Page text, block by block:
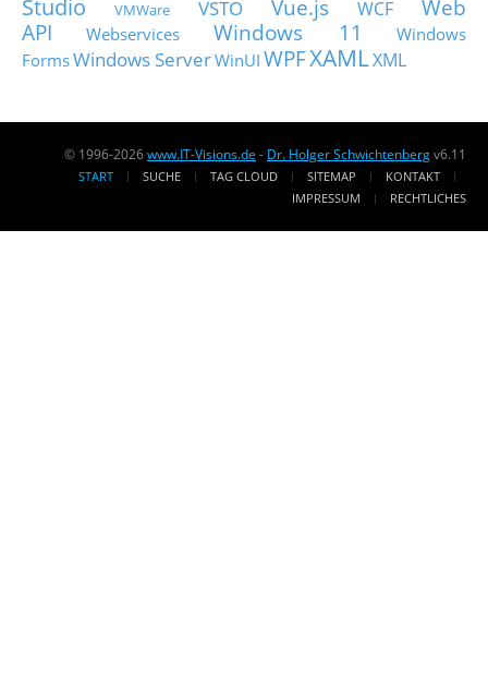
Studio
VMWare VSTO Vue.js WCF
Web
API
Webservices Windows 11
Windows
FormsWindows ServerWinUI WPFXAMLXML
© 1996-2026www.IT-Visions.de - Dr. Holger Schwichtenbergv6.11
START SUCHE TAG CLOUD SITEMAP
KONTAKT
IMPRESSUM
RECHTLICHES